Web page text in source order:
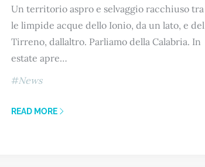
Un territorio aspro e selvaggio racchiuso tra
le limpide acque dello Ionio, da un lato, e del
Tirreno, dallaltro. Parliamo della Calabria. In
estate apre…
News
READ MORE